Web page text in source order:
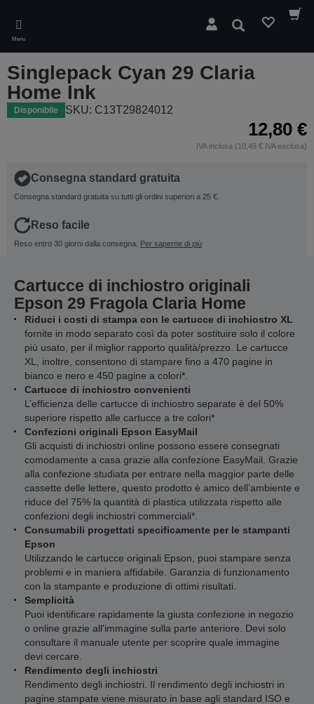
main
content
Menu
Cerca
Singlepack Cyan 29 Claria
Home Ink
Disponibile SKU: C13T29824012
12,80 €
IVA inclusa (10,49 € IVA esclusa)
Consegna standard gratuita
Consegna standard gratuita su tutti gli ordini superiori a 25 €.
Reso facile
Reso entro 30 giorni dalla consegna. Per saperne di più
Cartucce di inchiostro originali
Epson 29 Fragola Claria Home
Riduci i costi di stampa con le cartucce di inchiostro XL
fornite in modo separato così da poter sostituire solo il colore
più usato, per il miglior rapporto qualità/prezzo. Le cartucce
XL, inoltre, consentono di stampare fino a 470 pagine in
bianco e nero e 450 pagine a colori*.
Cartucce di inchiostro convenienti
L’efficienza delle cartucce di inchiostro separate è del 50%
superiore rispetto alle cartucce a tre colori*
Confezioni originali Epson EasyMail
Gli acquisti di inchiostri online possono essere consegnati
comodamente a casa grazie alla confezione EasyMail. Grazie
alla confezione studiata per entrare nella maggior parte delle
cassette delle lettere, questo prodotto è amico dell’ambiente e
riduce del 75% la quantità di plastica utilizzata rispetto alle
confezioni degli inchiostri commerciali*.
Consumabili progettati specificamente per le stampanti
Epson
Utilizzando le cartucce originali Epson, puoi stampare senza
problemi e in maniera affidabile. Garanzia di funzionamento
con la stampante e produzione di ottimi risultati.
Semplicità
Puoi identificare rapidamente la giusta confezione in negozio
o online grazie all'immagine sulla parte anteriore. Devi solo
consultare il manuale utente per scoprire quale immagine
devi cercare.
Rendimento degli inchiostri
Rendimento degli inchiostri. Il rendimento degli inchiostri in
pagine stampate viene misurato in base agli standard ISO e